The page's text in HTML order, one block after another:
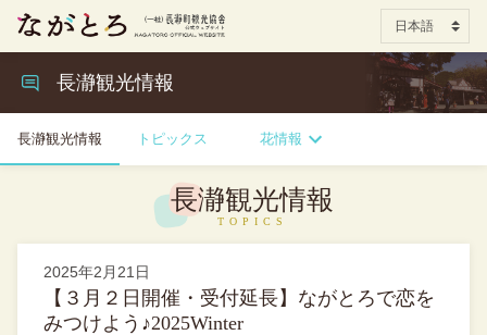
長瀞観光情報
長瀞観光情報 トピックス 花情報
長瀞観光情報
2025年2月21日
【３月２日開催・受付延長】ながとろで恋を
みつけよう♪2025Winter